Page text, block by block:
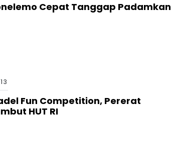
Cepat Tanggap Padamkan
Fun Competition, Pererat
HUT RI